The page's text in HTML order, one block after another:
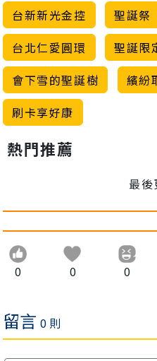
台新新光金控 聖誕祭
台北仁愛圓環
聖誕限
會下雪的聖誕樹
繽紛
刷卡享好康
熱門推薦
最
0 0 0